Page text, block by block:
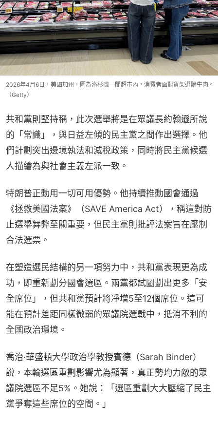
2026年4月6日，美國加州，圖為洛杉磯一間超市內，消費者面對貨架選購牛肉。
（Getty）
共和黨則堅持稱，此次選舉將是在眾議長約翰遜所說
的「常識」，與日益左傾的民主黨之間作出選擇。他
們計劃突出邊境執法和減稅政策，同時將民主黨候選
人描繪為與社會主義左派一致。
特朗普正動用一切可用優勢。他持續推動國會通過
《拯救美國法案》（SAVE America Act），稱這對防
止選舉舞弊至關重要，但民主黨則批評法案旨在壓制
合法選票。
在塑造選民結構的另一項努力中，共和黨表現更為成
功，即重新劃分國會選區。兩黨都試圖劃出更多「安
全席位」，但共和黨預計將凈增5至12個席位。這可
能在預計差距同樣微弱的眾議院選戰中，抵消不利的
全國政治環境。
喬治·華盛頓大學政治學教授賓德（Sarah Binder）
說，本輪選區重劃影響尤為顯著，真正勢均力敵的眾
議院選區不足5%。她說：「選區重劃大大壓縮了民主
黨爭奪這些席位的空間。」